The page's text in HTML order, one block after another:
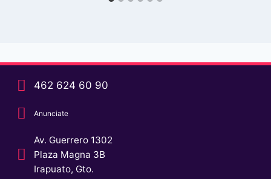
462 624 60 90
Anunciate
Av. Guerrero 1302
Plaza Magna 3B
Irapuato, Gto.